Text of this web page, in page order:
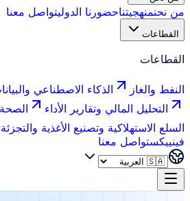
من نحنمنهجيتناحضورنا الدوليتواصل معنا
القطاعات
القطاعات
النفط والغاز الذكاء الاصطناعي
التحليل المالي وتقارير الأداء
الصحة
السلع الاستهلاكية وتصنيع الأغذية والتجزئة
فينييكستواصل معنا